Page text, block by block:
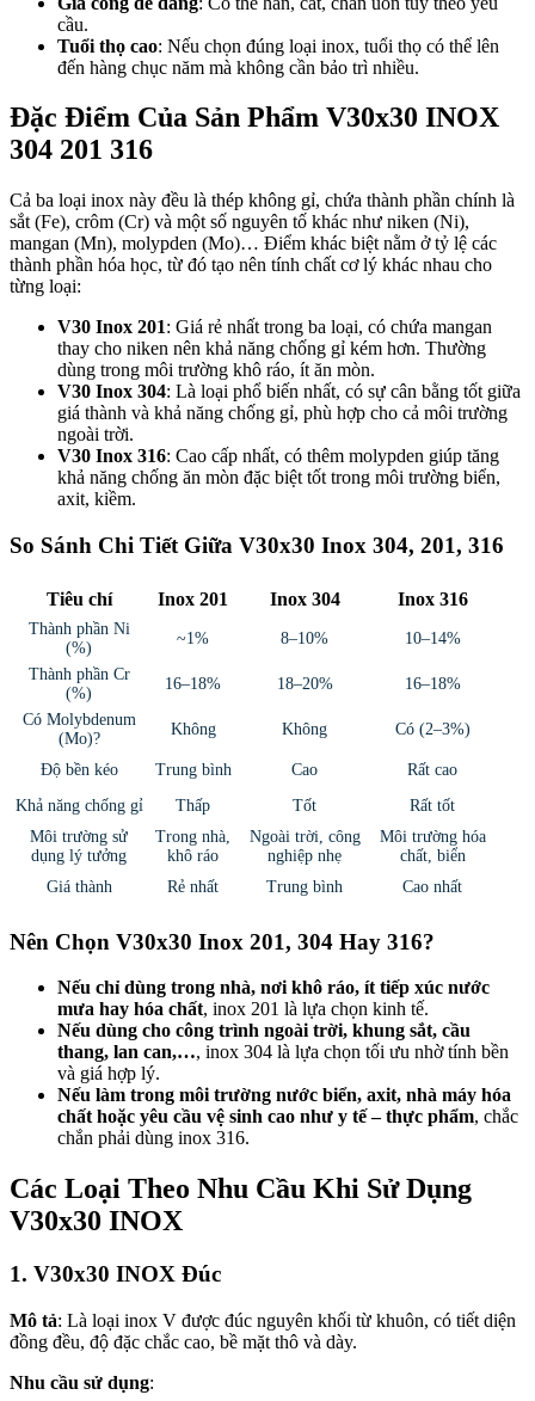
cầu.
Tuổi thọ cao: Nếu chọn đúng loại inox, tuổi thọ có thể lên
đến hàng chục năm mà không cần bảo trì nhiều.
Đặc Điểm Của Sản Phẩm V30x30 INOX
304 201 316
Cả ba loại inox này đều là thép không gỉ, chứa thành phần chính là
sắt (Fe), crôm (Cr) và một số nguyên tố khác như niken (Ni),
mangan (Mn), molypden (Mo)… Điểm khác biệt nằm ở tỷ lệ các
thành phần hóa học, từ đó tạo nên tính chất cơ lý khác nhau cho
từng loại:
V30 Inox 201: Giá rẻ nhất trong ba loại, có chứa mangan
thay cho niken nên khả năng chống gỉ kém hơn. Thường
dùng trong môi trường khô ráo, ít ăn mòn.
V30 Inox 304: Là loại phổ biến nhất, có sự cân bằng tốt giữa
giá thành và khả năng chống gỉ, phù hợp cho cả môi trường
ngoài trời.
V30 Inox 316: Cao cấp nhất, có thêm molypden giúp tăng
khả năng chống ăn mòn đặc biệt tốt trong môi trường biển,
axit, kiềm.
So Sánh Chi Tiết Giữa V30x30 Inox 304, 201, 316
Tiêu chí Inox 201 Inox 304 Inox 316
Thành phần Ni
(%)
~1% 8–10%
10–14%
Thành phần Cr
(%)
16–18% 18–20%
16–18%
Có Molybdenum
(Mo)?
Không Không Có (2–3%)
Độ bền kéo Trung bình Cao
Rất cao
Khả năng chống gỉ
Thấp Tốt
Rất tốt
Môi trường sử
dụng lý tưởng
Trong nhà,
khô ráo
Ngoài trời, công
nghiệp nhẹ
Môi trường hóa
chất, biển
Giá thành
Rẻ nhất Trung bình Cao nhất
Nên Chọn V30x30 Inox 201, 304 Hay 316?
Nếu chỉ dùng trong nhà, nơi khô ráo, ít tiếp xúc nước
mưa hay hóa chất, inox 201 là lựa chọn kinh tế.
Nếu dùng cho công trình ngoài trời, khung sắt, cầu
thang, lan can,…, inox 304 là lựa chọn tối ưu nhờ tính bền
và giá hợp lý.
Nếu làm trong môi trường nước biển, axit, nhà máy hóa
chất hoặc yêu cầu vệ sinh cao như y tế – thực phẩm, chắc
chắn phải dùng inox 316.
Các Loại Theo Nhu Cầu Khi Sử Dụng
V30x30 INOX
1. V30x30 INOX Đúc
Mô tả: Là loại inox V được đúc nguyên khối từ khuôn, có tiết diện
đồng đều, độ đặc chắc cao, bề mặt thô và dày.
Nhu cầu sử dụng: